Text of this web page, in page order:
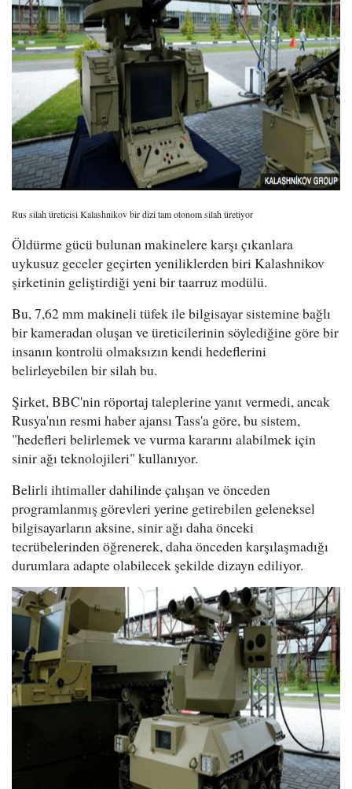
Rus silah üreticisi Kalashnikov bir dizi tam otonom silah üretiyor
Öldürme gücü bulunan makinelere karşı çıkanlara
uykusuz geceler geçirten yeniliklerden biri Kalashnikov
şirketinin geliştirdiği yeni bir taarruz modülü.
Bu, 7,62 mm makineli tüfek ile bilgisayar sistemine bağlı
bir kameradan oluşan ve üreticilerinin söylediğine göre bir
insanın kontrolü olmaksızın kendi hedeflerini
belirleyebilen bir silah bu.
Şirket, BBC'nin röportaj taleplerine yanıt vermedi, ancak
Rusya'nın resmi haber ajansı Tass'a göre, bu sistem,
"hedefleri belirlemek ve vurma kararını alabilmek için
sinir ağı teknolojileri" kullanıyor.
Belirli ihtimaller dahilinde çalışan ve önceden
programlanmış görevleri yerine getirebilen geleneksel
bilgisayarların aksine, sinir ağı daha önceki
tecrübelerinden öğrenerek, daha önceden karşılaşmadığı
durumlara adapte olabilecek şekilde dizayn ediliyor.